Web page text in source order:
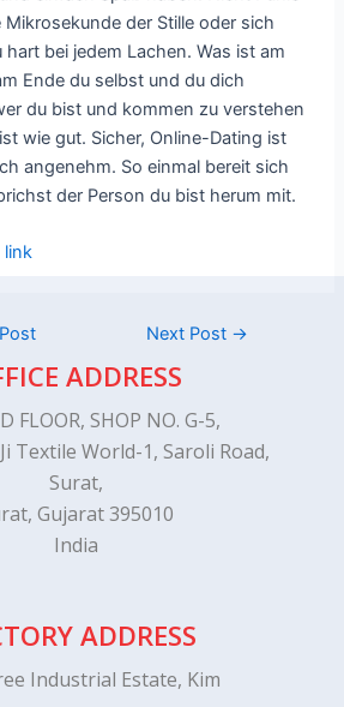
Mikrosekunde der Stille oder sich
bei jedem Lachen. Was ist am
Ende du selbst und du dich
du bist und kommen zu verstehen
wie gut. Sicher, Online-Dating ist
angenehm. So einmal bereit sich
der Person du bist herum mit.
link
Next Post →
ADDRESS
FLOOR, SHOP NO. G-5,
Textile World-1, Saroli Road,
Surat,
Gujarat 395010
India
ADDRESS
Industrial Estate, Kim